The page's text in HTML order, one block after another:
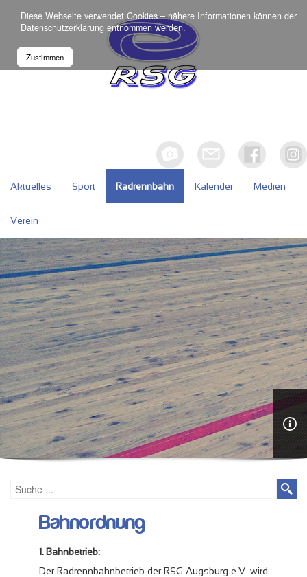
Diese Webseite verwendet Cookies – nähere Informationen können der
Datenschutzerklärung entnommen werden.
Zustimmen
Aktuelles Sport Radrennbahn Kalender Medien
Verein
Bahnordnung
1. Bahnbetrieb:
Der Radrennbahnbetrieb der RSG Augsburg e.V. wird